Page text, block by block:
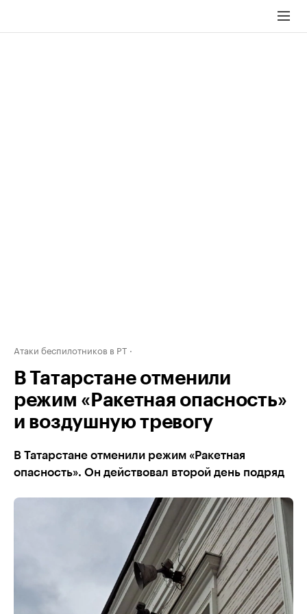
Атаки беспилотников в РТ
В Татарстане отменили
режим «Ракетная опасность»
и воздушную тревогу
В Татарстане отменили режим «Ракетная
опасность». Он действовал второй день подряд